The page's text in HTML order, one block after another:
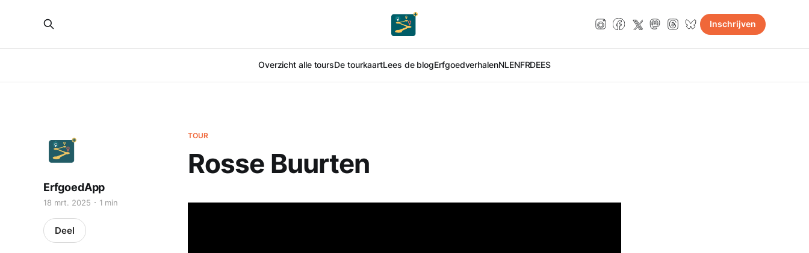
Overzicht alle toursDe tourkaartLees de blogErfgoedverhalenNLENFRDEES
Inschrijven
TOUR
Rosse Buurten
ErfgoedApp
18 mrt. 2025 1 min
Deel